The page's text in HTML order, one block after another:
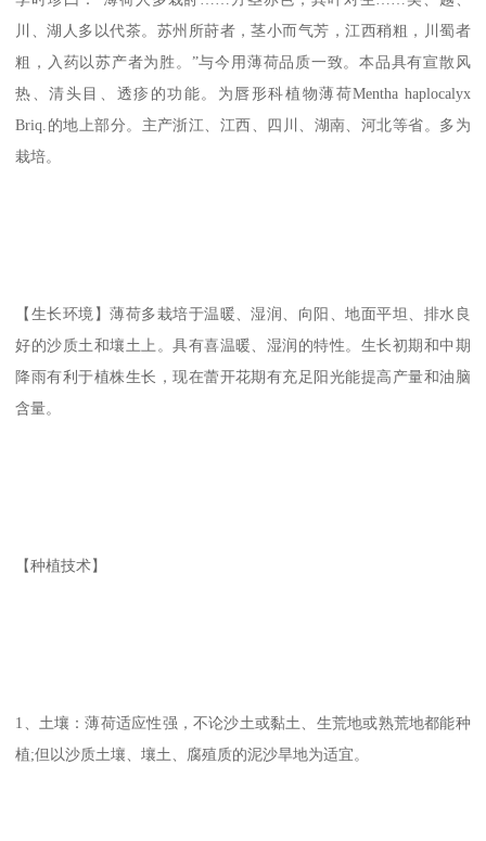
川、湖人多以代茶。苏州所莳者，茎小而气芳，江西稍粗，川蜀者
粗，入药以苏产者为胜。”与今用薄荷品质一致。本品具有宣散风
热、清头目、透疹的功能。为唇形科植物薄荷Mentha haplocalyx
Briq.的地上部分。主产浙江、江西、四川、湖南、河北等省。多为
栽培。
【生长环境】薄荷多栽培于温暖、湿润、向阳、地面平坦、排水良
好的沙质土和壤土上。具有喜温暖、湿润的特性。生长初期和中期
降雨有利于植株生长，现在蕾开花期有充足阳光能提高产量和油脑
含量。
【种植技术】
1、土壤：薄荷适应性强，不论沙土或黏土、生荒地或熟荒地都能种
植;但以沙质土壤、壤土、腐殖质的泥沙旱地为适宜。